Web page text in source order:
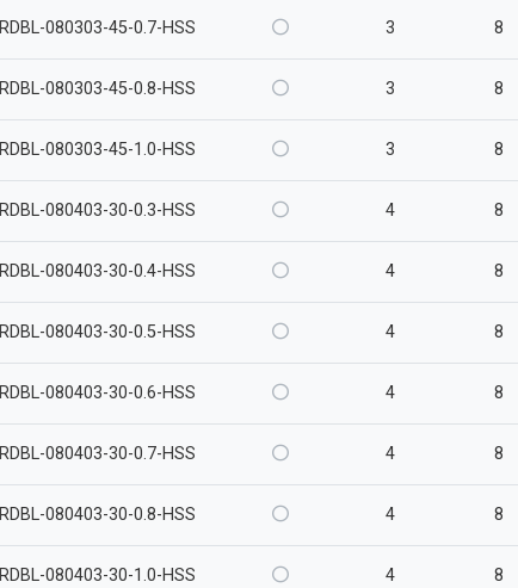
RDBL-080303-45-0.7-HSS 3 8
RDBL-080303-45-0.8-HSS 3 8
RDBL-080303-45-1.0-HSS 3 8
RDBL-080403-30-0.3-HSS 4 8
RDBL-080403-30-0.4-HSS 4 8
RDBL-080403-30-0.5-HSS 4 8
RDBL-080403-30-0.6-HSS 4 8
RDBL-080403-30-0.7-HSS 4 8
RDBL-080403-30-0.8-HSS 4 8
RDBL-080403-30-1.0-HSS 4 8